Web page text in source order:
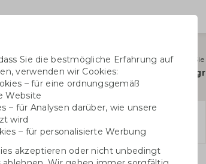
Benötigen
Sie die bestmögliche Erfahrung auf
verwenden wir Cookies:
– für eine ordnungsgemäß
Website
– für Analysen darüber, wie unsere
wird
– für personalisierte Werbung
akzeptieren oder nicht unbedingt